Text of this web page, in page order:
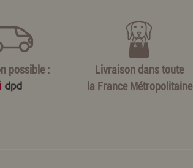
possible :
Livraison dans toute
la France Métropolitaine